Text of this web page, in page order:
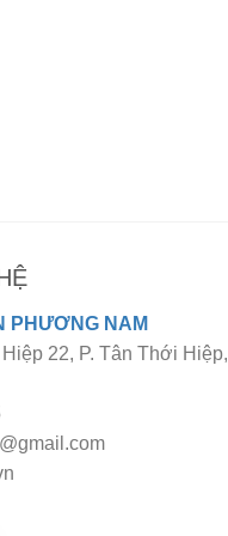
PHƯƠNG NAM
22, P. Tân Thới Hiệp,